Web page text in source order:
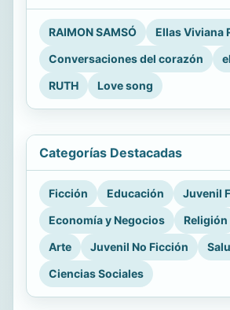
RAIMON SAMSÓ
Ellas Viviana
Conversaciones del corazón
RUTH
Love song
Categorías Destacadas
Ficción Educación
Juvenil
Economía y Negocios
Religión
Arte
Juvenil No Ficción
Ciencias Sociales